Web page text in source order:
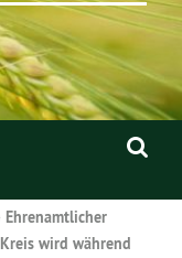
Ehrenamtlicher
wird während